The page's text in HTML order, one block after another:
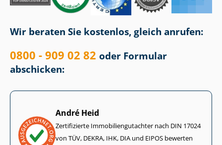
Wir beraten Sie kostenlos, gleich anrufen:
0800 - 909 02 82 oder Formular
abschicken:
André Heid
Zertifizierte Im­mo­bi­li­en­gut­ach­ter nach DIN 17024
von TÜV, DEKRA, IHK, DIA und EIPOS bewerten